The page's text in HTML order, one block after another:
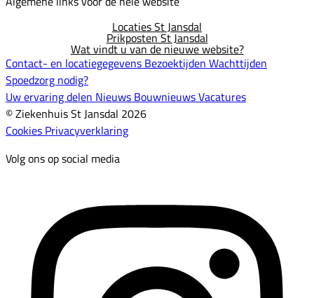
Locaties St Jansdal
Prikposten St Jansdal
Wat vindt u van de nieuwe website?
Contact- en locatiegegevens Bezoektijden Wachttijden
Spoedzorg nodig?
Uw ervaring delen Nieuws BouwnieuwsVacatures
© Ziekenhuis St Jansdal 2026
Cookies Privacyverklaring
Volg ons op social media